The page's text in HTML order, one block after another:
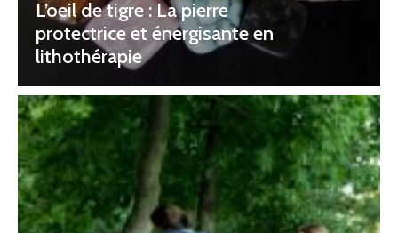
L’oeil de tigre : La pierre
protectrice et énergisante en
lithothérapie